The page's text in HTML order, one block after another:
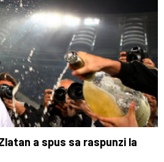
a spus sa raspunzi la